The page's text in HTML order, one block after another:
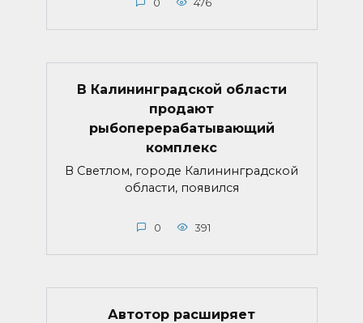
0 476
В Калининградской области
продают
рыбоперерабатывающий
комплекс
В Светлом, городе Калининградской
области, появился
0 391
Автотор расширяет